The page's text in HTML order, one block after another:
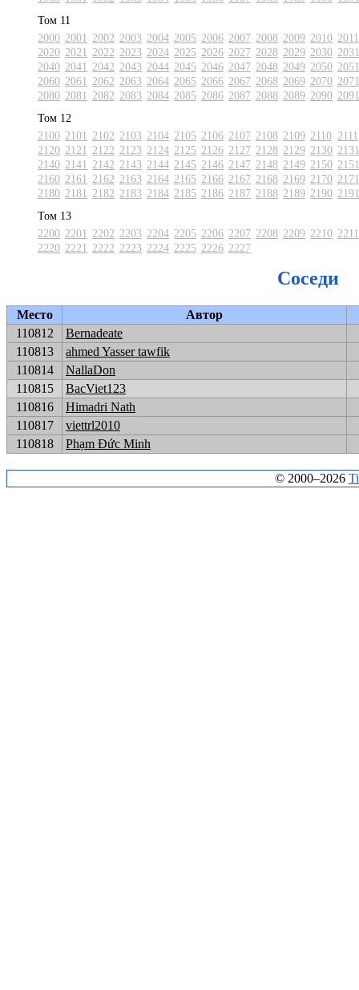
Том 11
2000 2001 2002 2003 2004 2005 2006 2007 2008 2009 2010 2011
2020 2021 2022 2023 2024 2025 2026 2027 2028 2029 2030 2031
2040 2041 2042 2043 2044 2045 2046 2047 2048 2049 2050 2051
2060 2061 2062 2063 2064 2065 2066 2067 2068 2069 2070 2071
2080 2081 2082 2083 2084 2085 2086 2087 2088 2089 2090 2091
Том 12
2100 2101 2102 2103 2104 2105 2106 2107 2108 2109 2110 2111
2120 2121 2122 2123 2124 2125 2126 2127 2128 2129 2130 2131
2140 2141 2142 2143 2144 2145 2146 2147 2148 2149 2150 2151
2160 2161 2162 2163 2164 2165 2166 2167 2168 2169 2170 2171
2180 2181 2182 2183 2184 2185 2186 2187 2188 2189 2190 2191
Том 13
2200 2201 2202 2203 2204 2205 2206 2207 2208 2209 2210 2211
2220 2221 2222 2223 2224 2225 2226 2227
Соседи
Место
Автор
110812
Bernadeate
110813
ahmed Yasser tawfik
110814
NallaDon
110815
BacViet123
110816
Himadri Nath
110817
viettrl2010
110818
Phạm Đức Minh
© 2000–2026